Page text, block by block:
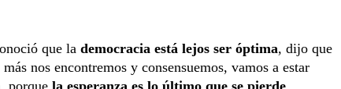
que la democracia está lejos ser óptima, dijo que
nos encontremos y consensuemos, vamos a estar
porque la esperanza es lo último que se pierde